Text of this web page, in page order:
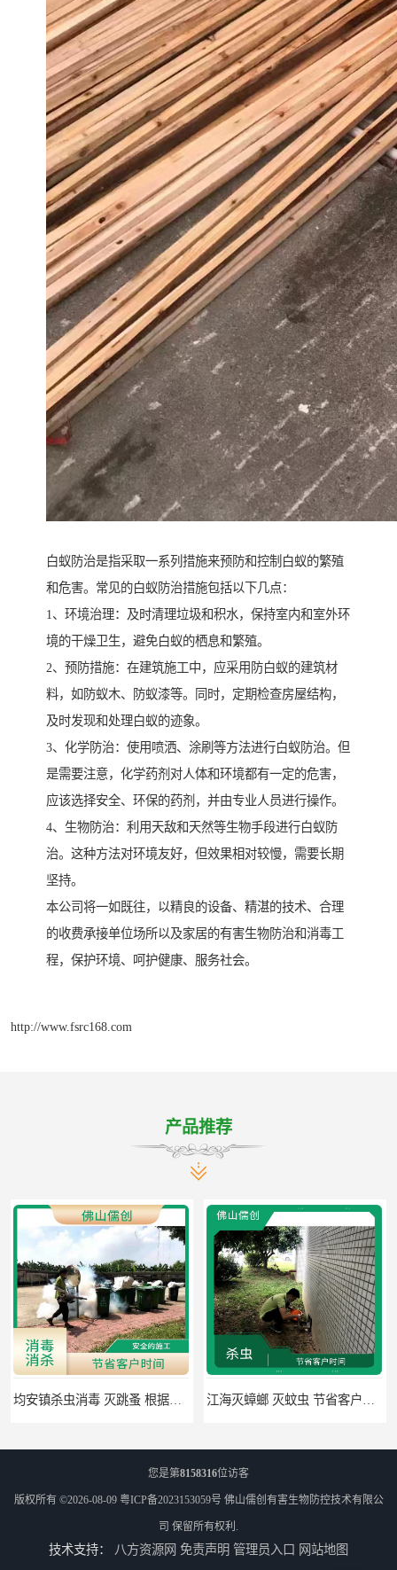
白蚁防治是指采取一系列措施来预防和控制白蚁的繁殖
和危害。常见的白蚁防治措施包括以下几点：
1、环境治理：及时清理垃圾和积水，保持室内和室外环
境的干燥卫生，避免白蚁的栖息和繁殖。
2、预防措施：在建筑施工中，应采用防白蚁的建筑材
料，如防蚁木、防蚁漆等。同时，定期检查房屋结构，
及时发现和处理白蚁的迹象。
3、化学防治：使用喷洒、涂刷等方法进行白蚁防治。但
是需要注意，化学药剂对人体和环境都有一定的危害，
应该选择安全、环保的药剂，并由专业人员进行操作。
4、生物防治：利用天敌和天然等生物手段进行白蚁防
治。这种方法对环境友好，但效果相对较慢，需要长期
坚持。
本公司将一如既往，以精良的设备、精湛的技术、合理
的收费承接单位场所以及家居的有害生物防治和消毒工
程，保护环境、呵护健康、服务社会。
http://www.fsrc168.com
产品推荐
均安镇杀虫消毒 灭跳蚤 根据现场情况定制中害方案 江海灭蟑螂 灭蚊虫 节省客户时间
您是第8158316位访客
版权所有 ©2026-08-09 粤ICP备2023153059号 佛山儒创有害生物防控技术有限公
司 保留所有权利.
技术支持： 八方资源网 免责声明 管理员入口 网站地图